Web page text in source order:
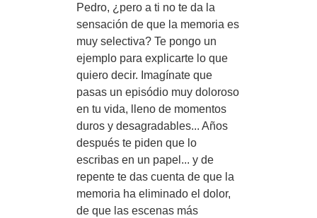
Pedro, ¿pero a ti no te da la
sensación de que la memoria es
muy selectiva? Te pongo un
ejemplo para explicarte lo que
quiero decir. Imagínate que
pasas un episódio muy doloroso
en tu vida, lleno de momentos
duros y desagradables... Años
después te piden que lo
escribas en un papel... y de
repente te das cuenta de que la
memoria ha eliminado el dolor,
de que las escenas más